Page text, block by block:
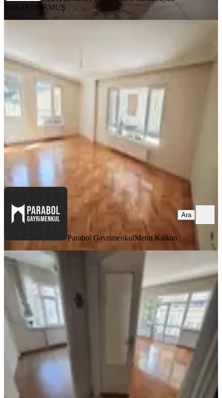
Sefa AYDURMUŞ
Çankaya, Cevizlidere Mahallesi
Yüksek giriş ·07.08.2026
Parabol Gayrimenkul Metin Kalkan
Parabol GayrimenkulMetin Kalkan
Ara
YENİ
Arel'den Anıttepe Gençlik Caddesi
Üstü Tandoğan Yakını 1 Kat 3+1
Çankaya, Anıttepe Mahallesi
3+1
07.08.2026
47.000 ₺
Arel Emlak Mücella Uzundal
Ara